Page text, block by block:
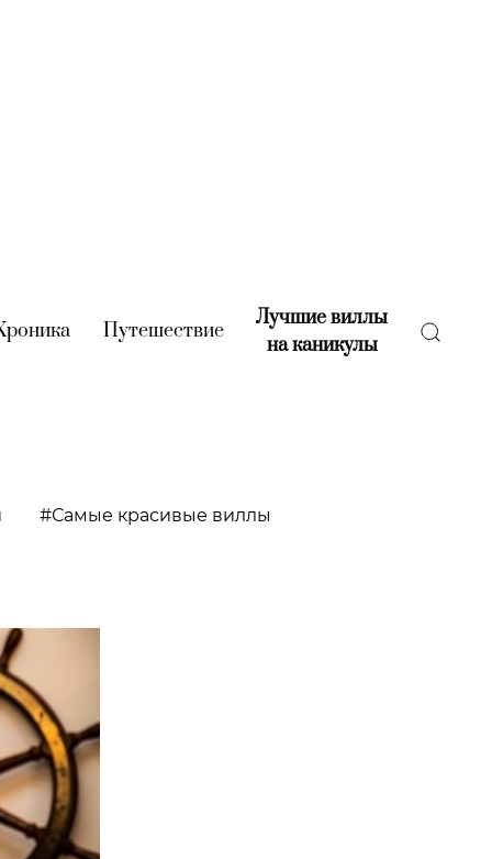
(current)
Путешествие(current)
Лучшие виллы
на каникулы(current)
Самые красивые виллы